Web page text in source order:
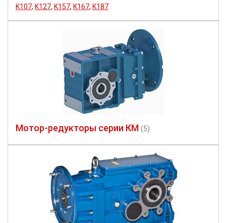
K107, K127, K157, K167, K187
Мотор-редукторы серии КМ (5)